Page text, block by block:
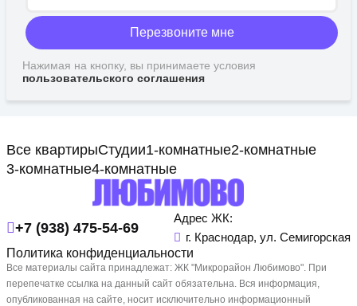
Перезвоните мне
Нажимая на кнопку, вы принимаете условия
пользовательского соглашения
Все квартирыСтудии1-комнатные2-комнатные
3-комнатные4-комнатные
Адрес ЖК:
г. Краснодар, ул. Семигорская
+7 (938) 475-54-69
Политика конфиденциальности
Все материалы сайта принадлежат: ЖК "Микрорайон Любимово". При
перепечатке ссылка на данный сайт обязательна. Вся информация,
опубликованная на сайте, носит исключительно информационный